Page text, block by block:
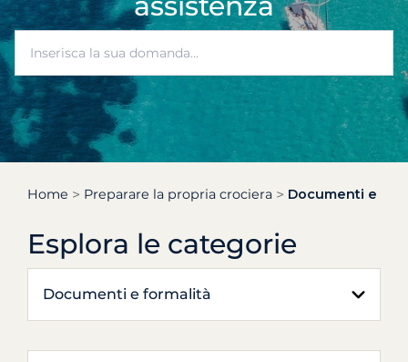
Home Preparare la propria crociera Documenti e
Esplora le categorie
Documenti e formalità